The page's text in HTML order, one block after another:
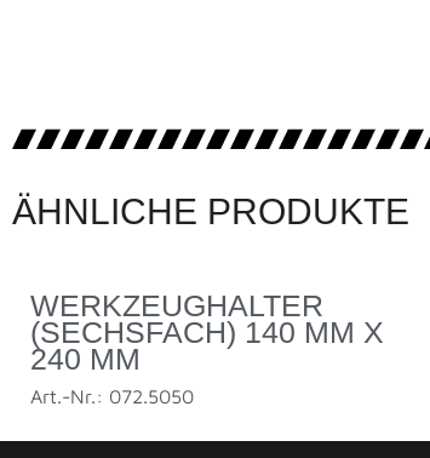
ÄHNLICHE PRODUKTE
WERKZEUGHALTER
(SECHSFACH) 140 MM X
240 MM
Art.-Nr.: 072.5050